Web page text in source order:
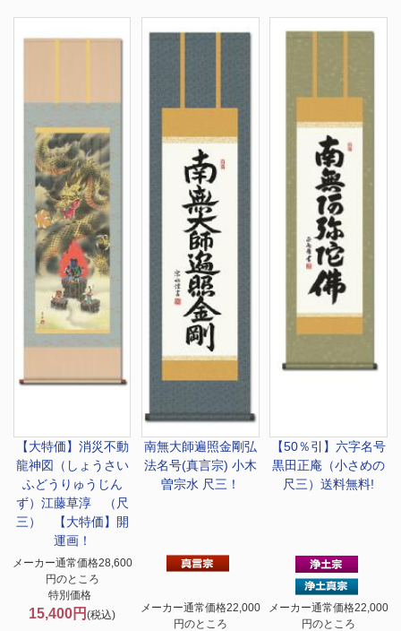
【大特価】 消災不動
龍神図（しょうさい
ふどうりゅうじん
ず）江藤草淳 （尺
三） 【大特価】開
運画！
メーカー通常価格28,600
円のところ
特別価格
15,400円(税込)
南無大師遍照金剛弘
法名号(真言宗) 小木
曽宗水 尺三！
メーカー通常価格22,000
円のところ
【50％引】六字名号
黒田正庵（小さめの
尺三）送料無料!
メーカー通常価格22,000
円のところ